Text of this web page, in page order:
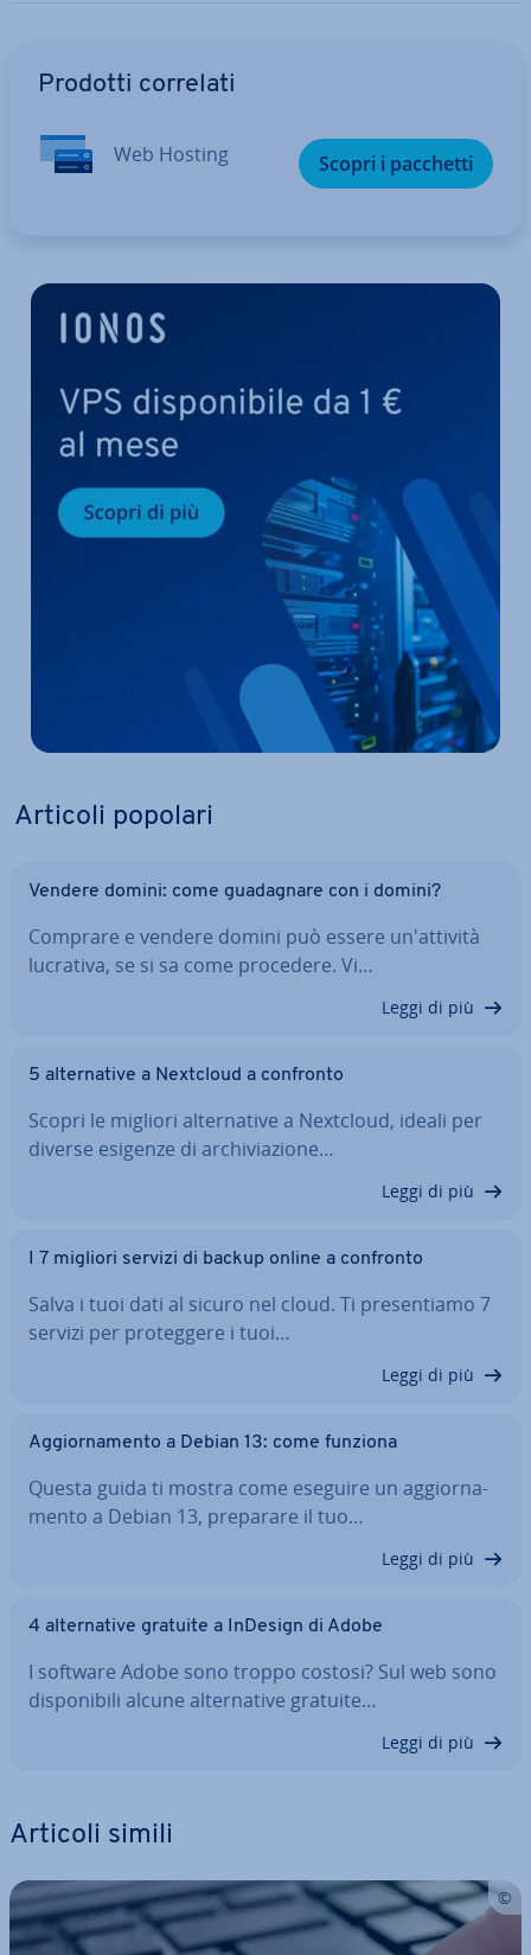
Prodotti correlati
Web Hosting Scopri i pacchetti
Articoli popolari
Vendere domini: come gua­da­gna­re con i domini?
Comprare e vendere domini può essere un'at­ti­vi­tà
lucrativa, se si sa come procedere. Vi…
Leggi di più
5 al­ter­na­ti­ve a Nextcloud a confronto
Scopri le migliori al­ter­na­ti­ve a Nextcloud, ideali per
diverse esigenze di ar­chi­via­zio­ne…
Leggi di più
I 7 migliori servizi di backup online a confronto
Salva i tuoi dati al sicuro nel cloud. Ti pre­sen­tia­mo 7
servizi per pro­teg­ge­re i tuoi…
Leggi di più
Ag­gior­na­men­to a Debian 13: come funziona
Questa guida ti mostra come eseguire un ag­gior­na­
men­to a Debian 13, preparare il tuo…
Leggi di più
4 al­ter­na­ti­ve gratuite a InDesign di Adobe
I software Adobe sono troppo costosi? Sul web sono
di­spo­ni­bi­li alcune al­ter­na­ti­ve gratuite…
Leggi di più
Articoli simili